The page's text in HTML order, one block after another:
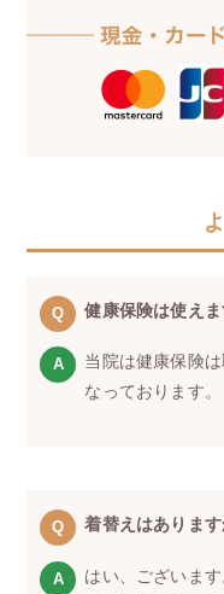
健康保険は使えま
当院は健康保険
なっております。
着替えはあります
はい、ございま